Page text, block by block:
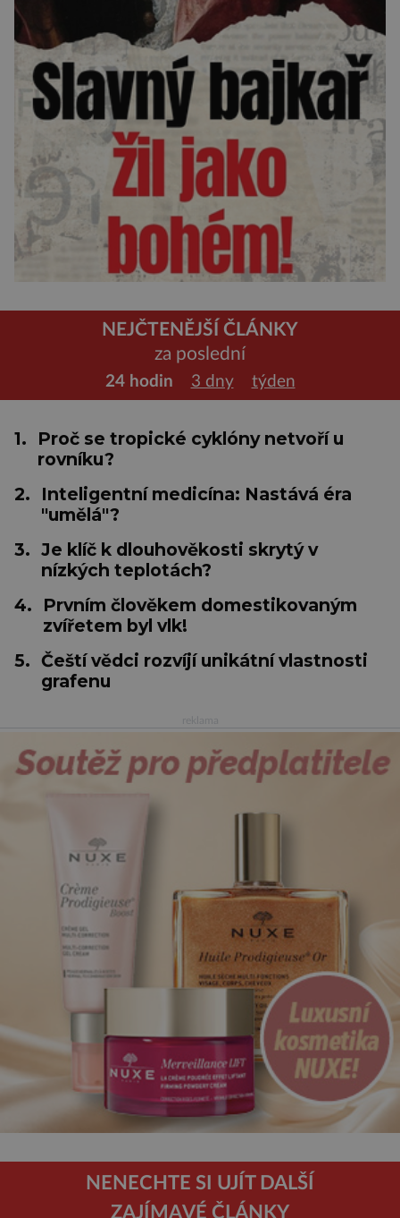
NEJČTENĚJŠÍ ČLÁNKY
za poslední
24 hodin 3 dny týden
1.
Proč se tropické cyklóny netvoří u
rovníku?
2.
Inteligentní medicína: Nastává éra
"umělá"?
3. Je klíč k dlouhověkosti skrytý v
nízkých teplotách?
4.
Prvním člověkem domestikovaným
zvířetem byl vlk!
5. Čeští vědci rozvíjí unikátní vlastnosti
grafenu
NENECHTE SI UJÍT DALŠÍ
ZAJÍMAVÉ ČLÁNKY